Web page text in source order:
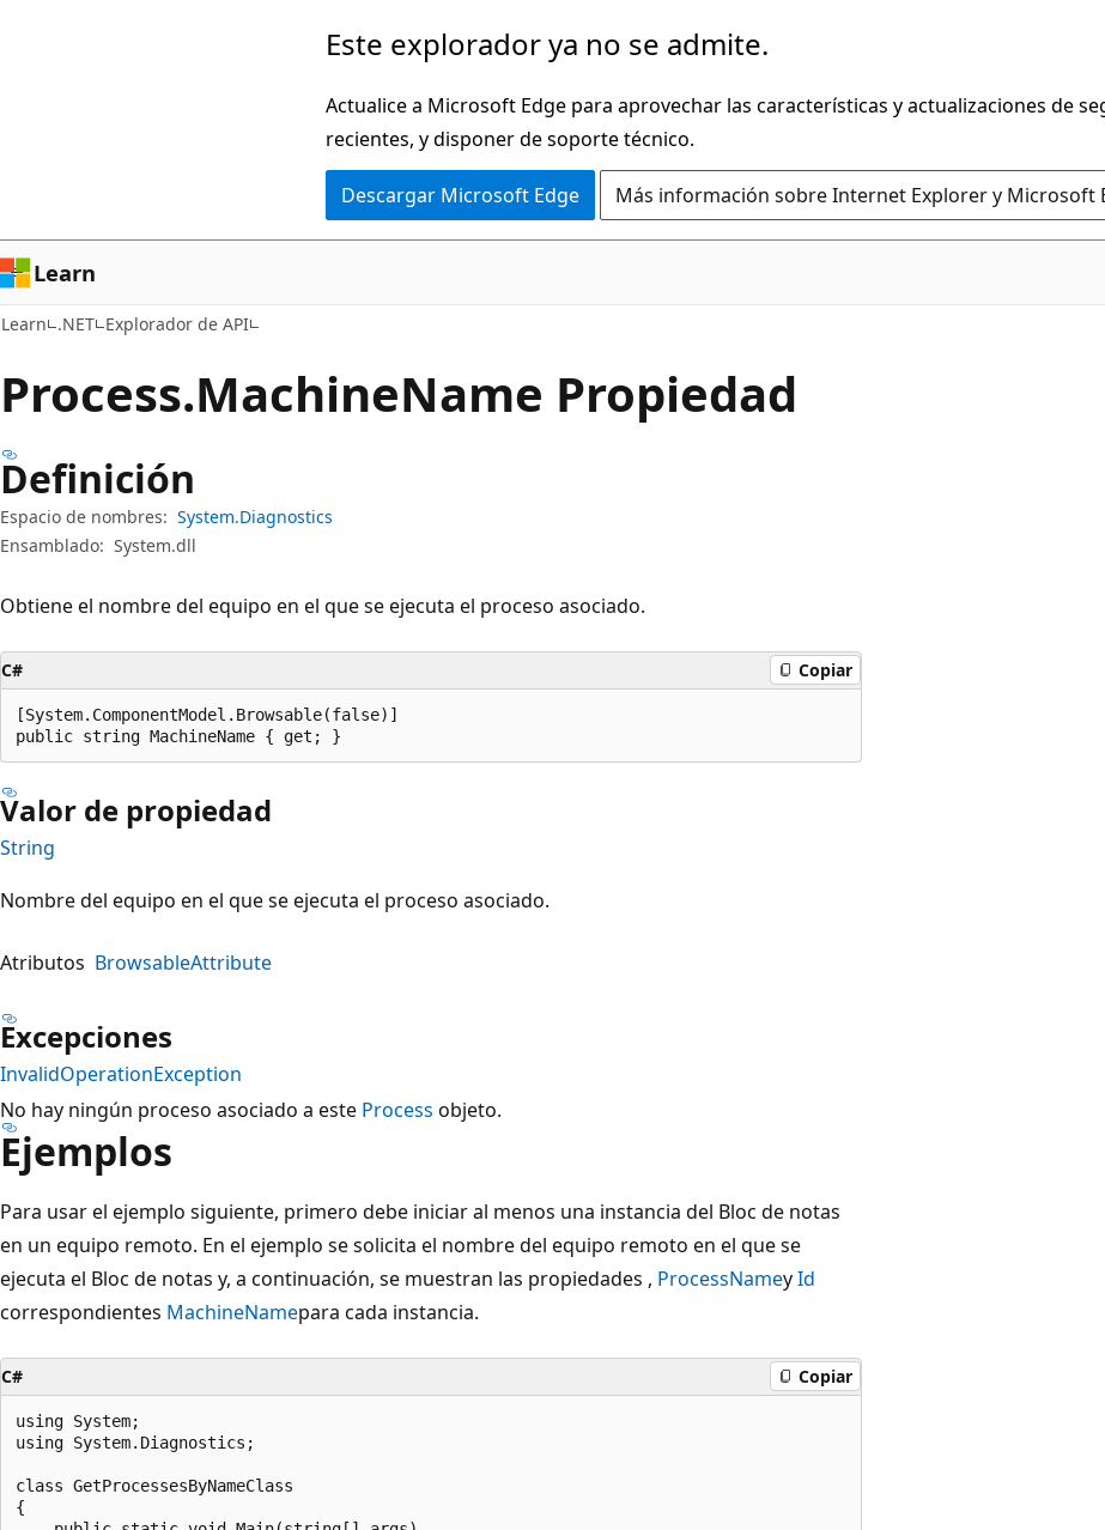
página
Este explorador ya no se admite.
Actualice a Microsoft Edge para aprovechar las características y actualizaciones de
recientes, y disponer de soporte técnico.
Descargar Microsoft Edge Más información sobre Internet Explorer y Microsoft
Learn
Learn .NET Explorador de API
Process.MachineName Propiedad
Definición
Espacio de nombres: System.Diagnostics
Ensamblado: System.dll
Obtiene el nombre del equipo en el que se ejecuta el proceso asociado.
C# Copiar
[System.ComponentModel.Browsable(false)]
public string MachineName { get; }
Valor de propiedad
String
Nombre del equipo en el que se ejecuta el proceso asociado.
Atributos BrowsableAttribute
Excepciones
InvalidOperationException
No hay ningún proceso asociado a este Process objeto.
Ejemplos
Para usar el ejemplo siguiente, primero debe iniciar al menos una instancia del Bloc de notas
en un equipo remoto. En el ejemplo se solicita el nombre del equipo remoto en el que se
ejecuta el Bloc de notas y, a continuación, se muestran las propiedades , ProcessNameyId
correspondientes MachineNamepara cada instancia.
C# Copiar
using System;
using System.Diagnostics;
class GetProcessesByNameClass
{